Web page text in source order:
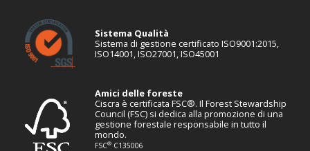
Sistema Qualità
Sistema di gestione certificato ISO9001:2015,
ISO14001, ISO27001, ISO45001
Amici delle foreste
Ciscra è certificata FSC®. Il Forest Stewardship
Council (FSC) si dedica alla promozione di una
gestione forestale responsabile in tutto il
mondo.
FSC® C135006